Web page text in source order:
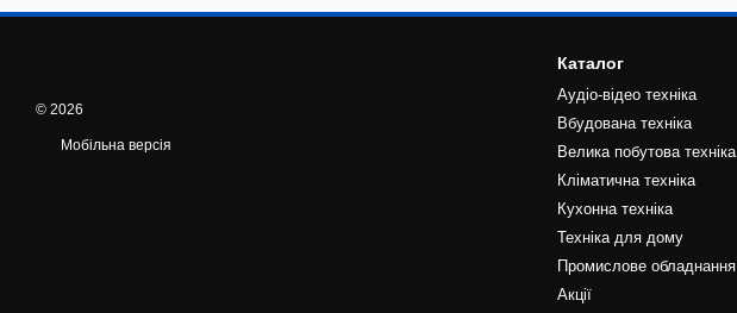
© 2026
Мобільна версія
Каталог
Аудіо-відео техніка
Вбудована техніка
Велика побутова техніка
Кліматична техніка
Кухонна техніка
Техніка для дому
Промислове обладнання
Акції